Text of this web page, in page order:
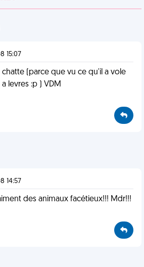
15:07
(parce que vu ce qu'il a vole
levres :p ) VDM
14:57
des animaux facétieux!!! Mdr!!!